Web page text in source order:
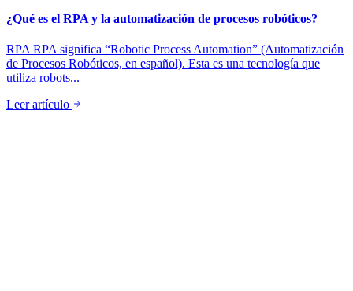
¿Qué es el RPA y la automatización de procesos robóticos?
RPA RPA significa “Robotic Process Automation” (Automatización
de Procesos Robóticos, en español). Esta es una tecnología que
utiliza robots...
Leer artículo